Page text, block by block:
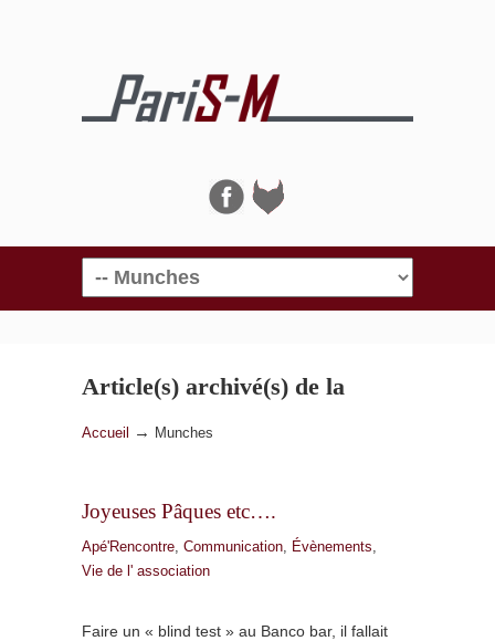
Navigation
Article(s) archivé(s) de la
catégorieMunches
Accueil → Munches
Joyeuses Pâques etc….
Apé'Rencontre, Communication, Évènements,
Vie de l' association
Faire un « blind test » au Banco bar, il fallait